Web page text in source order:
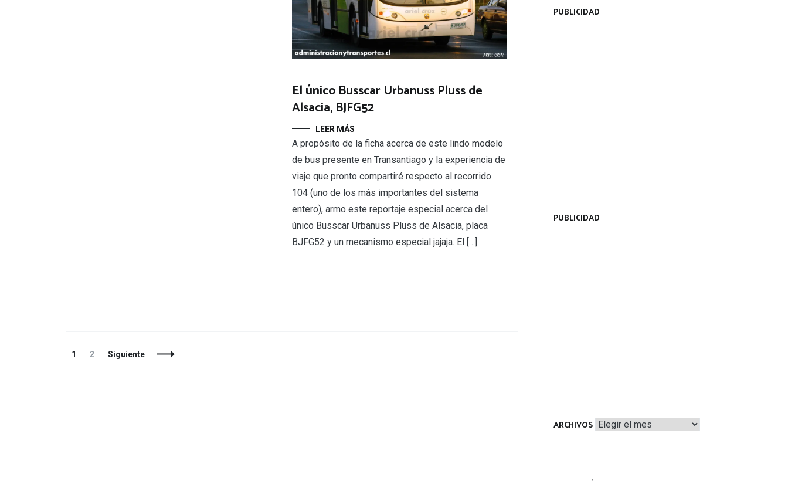
El único Busscar Urbanuss Pluss de
Alsacia, BJFG52
LEER MÁS
A propósito de la ficha acerca de este lindo modelo
de bus presente en Transantiago y la experiencia de
viaje que pronto compartiré respecto al recorrido
104 (uno de los más importantes del sistema
entero), armo este reportaje especial acerca del
único Busscar Urbanuss Pluss de Alsacia, placa
BJFG52 y un mecanismo especial jajaja. El […]
Navegación
Página
1 Página
2 Siguiente
PUBLICIDAD
PUBLICIDAD
ARCHIVOS Archivos